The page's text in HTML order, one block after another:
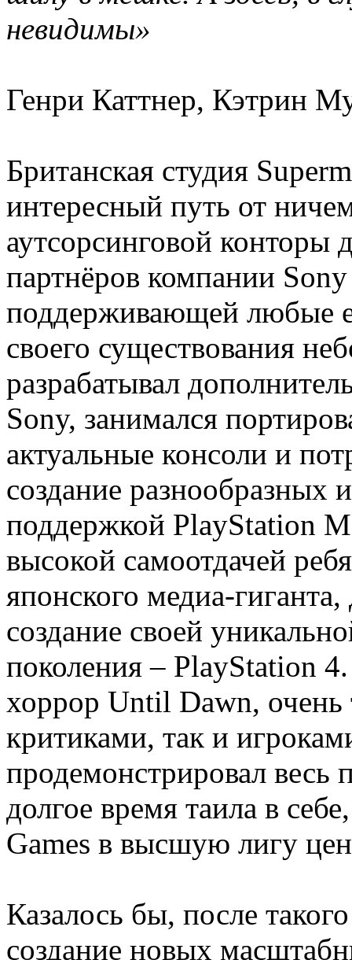
невидимы»
Генри Каттнер, Кэтрин
Британская студия
интересный путь от
аутсорсинговой конторы
партнёров компании
поддерживающей любые
своего существования
разрабатывал
Sony, занимался
актуальные консоли и
создание разнообразных
поддержкой PlayStation
высокой самоотдачей
японского медиа-
создание своей
поколения – PlayStation
хоррор Until Dawn, очень
критиками, так и
продемонстрировал весь
долгое время таила в
Games в высшую лигу
Казалось бы, после
создание новых